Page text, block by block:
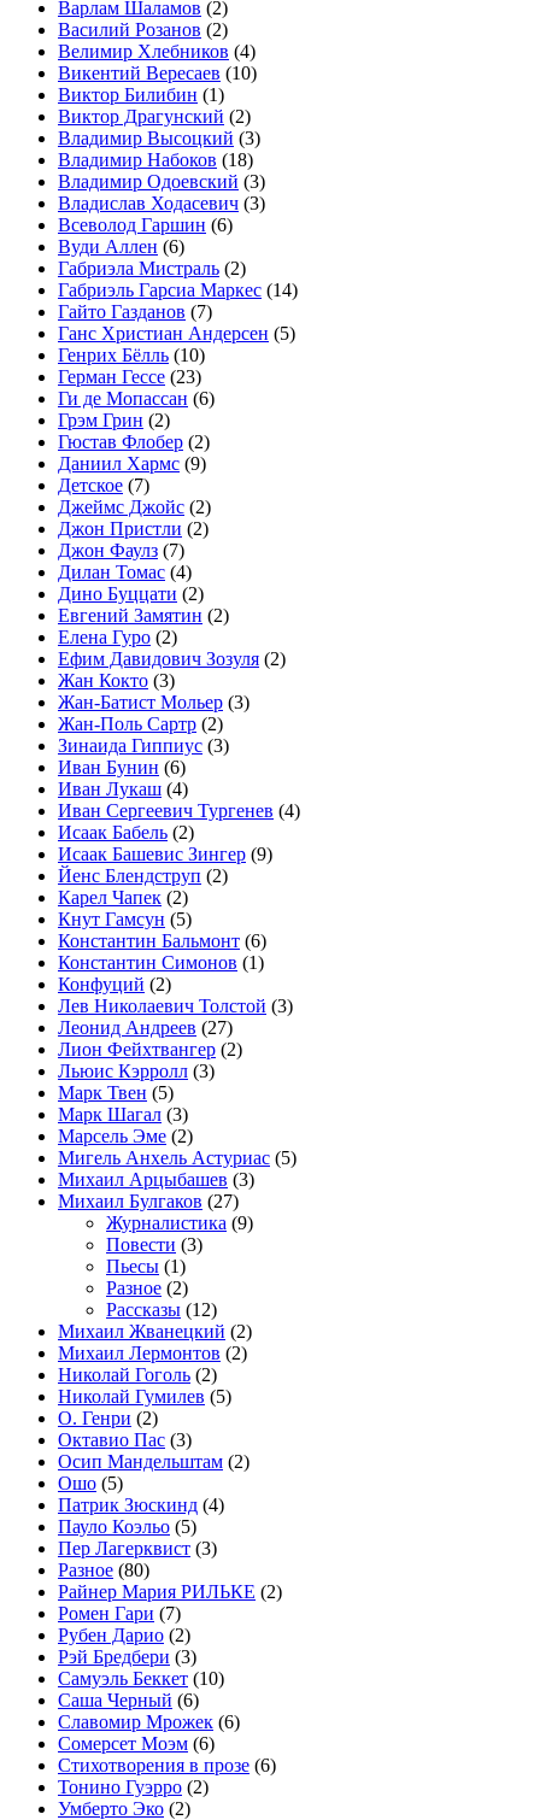
Варлам Шаламов (2)
Василий Розанов (2)
Велимир Хлебников (4)
Викентий Вересаев (10)
Виктор Билибин (1)
Виктор Драгунский (2)
Владимир Высоцкий (3)
Владимир Набоков (18)
Владимир Одоевский (3)
Владислав Ходасевич (3)
Всеволод Гаршин (6)
Вуди Аллен (6)
Габриэла Мистраль (2)
Габриэль Гарсиа Маркес (14)
Гайто Газданов (7)
Ганс Христиан Андерсен (5)
Генрих Бёлль (10)
Герман Гессе (23)
Ги де Мопассан (6)
Грэм Грин (2)
Гюстав Флобер (2)
Даниил Хармс (9)
Детское (7)
Джеймс Джойс (2)
Джон Пристли (2)
Джон Фаулз (7)
Дилан Томас (4)
Дино Буццати (2)
Евгений Замятин (2)
Елена Гуро (2)
Ефим Давидович Зозуля (2)
Жан Кокто (3)
Жан-Батист Мольер (3)
Жан-Поль Сартр (2)
Зинаида Гиппиус (3)
Иван Бунин (6)
Иван Лукаш (4)
Иван Сергеевич Тургенев (4)
Исаак Бабель (2)
Исаак Башевис Зингер (9)
Йенс Блендструп (2)
Карел Чапек (2)
Кнут Гамсун (5)
Константин Бальмонт (6)
Константин Симонов (1)
Конфуций (2)
Лев Николаевич Толстой (3)
Леонид Андреев (27)
Лион Фейхтвангер (2)
Льюис Кэрролл (3)
Марк Твен (5)
Марк Шагал (3)
Марсель Эме (2)
Мигель Анхель Астуриас (5)
Михаил Арцыбашев (3)
Михаил Булгаков (27)
Журналистика (9)
Повести (3)
Пьесы (1)
Разное (2)
Рассказы (12)
Михаил Жванецкий (2)
Михаил Лермонтов (2)
Николай Гоголь (2)
Николай Гумилев (5)
О. Генри (2)
Октавио Пас (3)
Осип Мандельштам (2)
Ошо (5)
Патрик Зюскинд (4)
Пауло Коэльо (5)
Пер Лагерквист (3)
Разное (80)
Райнер Мария РИЛЬКЕ (2)
Ромен Гари (7)
Рубен Дарио (2)
Рэй Бредбери (3)
Самуэль Беккет (10)
Саша Черный (6)
Славомир Мрожек (6)
Сомерсет Моэм (6)
Стихотворения в прозе (6)
Тонино Гуэрро (2)
Умберто Эко (2)